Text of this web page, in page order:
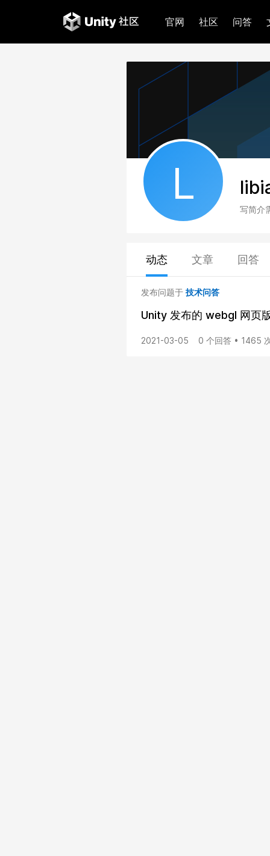
官网 社区 问答
L
写简介
动态 文章 回答
发布问题于 技术问答
Unity 发布的 webgl 网页
2021-03-05 0 个回答 • 1465